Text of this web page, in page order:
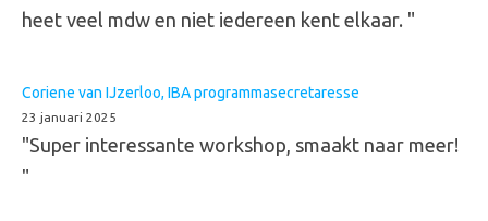
heet veel mdw en niet iedereen kent elkaar. "
Coriene van IJzerloo, IBA programmasecretaresse
23 januari 2025
"Super interessante workshop, smaakt naar meer!
"